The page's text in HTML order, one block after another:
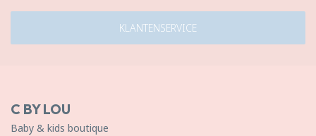
KLANTENSERVICE
C BY LOU
Baby & kids boutique